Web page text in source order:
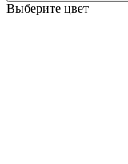
Выберите цвет